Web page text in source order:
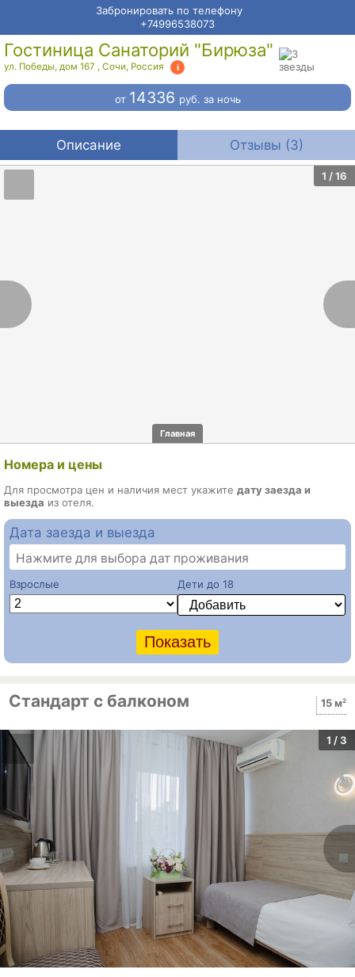
Забронировать по телефону
+74996538073
Гостиница Санаторий "Бирюза"
ул. Победы, дом 167 , Сочи, Россия
от 14336 руб. за ночь
Описание Отзывы (3)
Главная
1 / 16
Номера и цены
Для просмотра цен и наличия мест укажите дату заезда и
выезда из отеля.
Дата заезда и выезда
Нажмите для выбора дат проживания
Взрослые Дети до 18
15 м2
Стандарт с балконом
1 / 3